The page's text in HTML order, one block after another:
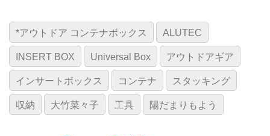
*アウトドア コンテナボックス ALUTEC
INSERT BOX Universal Box アウトドアギア
インサートボックス コンテナ スタッキング
収納 大竹菜々子 工具 陽だまりもよう